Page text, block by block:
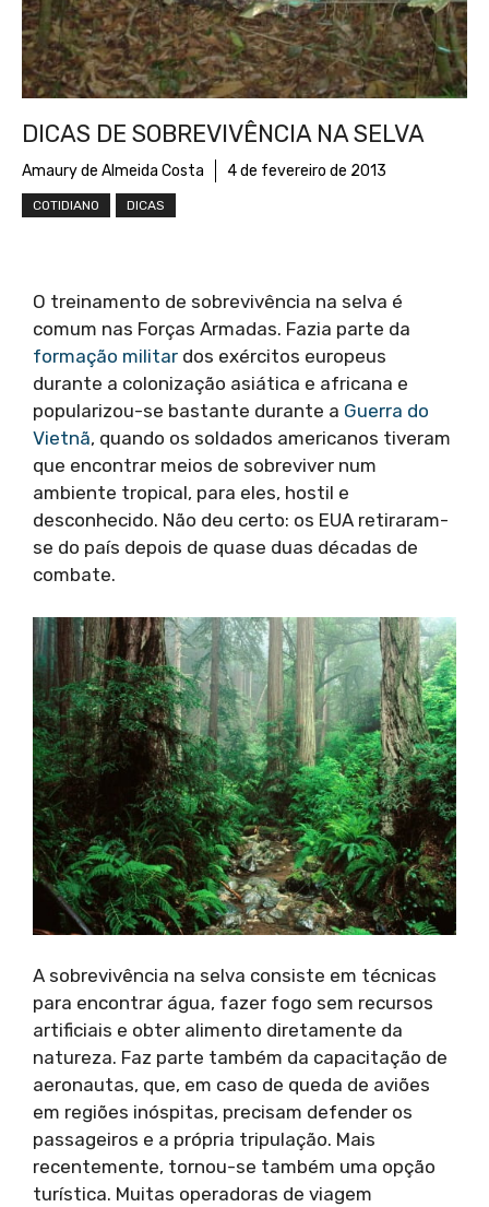
DICAS DE SOBREVIVÊNCIA NA SELVA
Amaury de Almeida Costa 4 de fevereiro de 2013
COTIDIANO DICAS
O treinamento de sobrevivência na selva é
comum nas Forças Armadas. Fazia parte da
formação militar dos exércitos europeus
durante a colonização asiática e africana e
popularizou-se bastante durante a Guerra do
Vietnã, quando os soldados americanos tiveram
que encontrar meios de sobreviver num
ambiente tropical, para eles, hostil e
desconhecido. Não deu certo: os EUA retiraram-
se do país depois de quase duas décadas de
combate.
A sobrevivência na selva consiste em técnicas
para encontrar água, fazer fogo sem recursos
artificiais e obter alimento diretamente da
natureza. Faz parte também da capacitação de
aeronautas, que, em caso de queda de aviões
em regiões inóspitas, precisam defender os
passageiros e a própria tripulação. Mais
recentemente, tornou-se também uma opção
turística. Muitas operadoras de viagem